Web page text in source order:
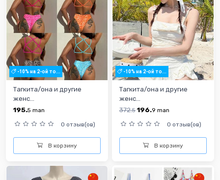
-10% на 2-ой то...
Тагкита/она и другие
женс...
195.5 man
0 отзыв(ов)
В корзину
-10% на 2-ой то...
Тагкита/она и другие
женс...
372.5 196.9 man
0 отзыв(ов)
В корзину